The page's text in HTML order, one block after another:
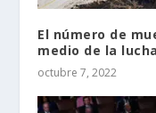
El número de
medio de la
octubre 7, 2022